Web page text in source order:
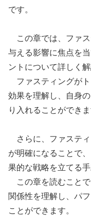
です。
この章では、ファス
与える影響に焦点を
ントについて詳しく解
ファスティングがト
効果を理解し、自身
り入れることができま
さらに、ファステ
が明確になることで
果的な戦略を立てる
この章を読むこと
関係性を理解し、パ
ことができます。